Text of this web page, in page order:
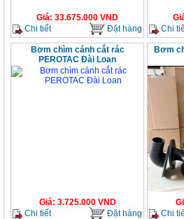
Giá: 33.675.000 VND
Chi tiết
Đặt hàng
Chi
Bơm chìm cánh cắt rác
PEROTAC Đài Loan
Giá: 3.725.000VND
Chi tiết
Đặt hàng
Bơm
Chi